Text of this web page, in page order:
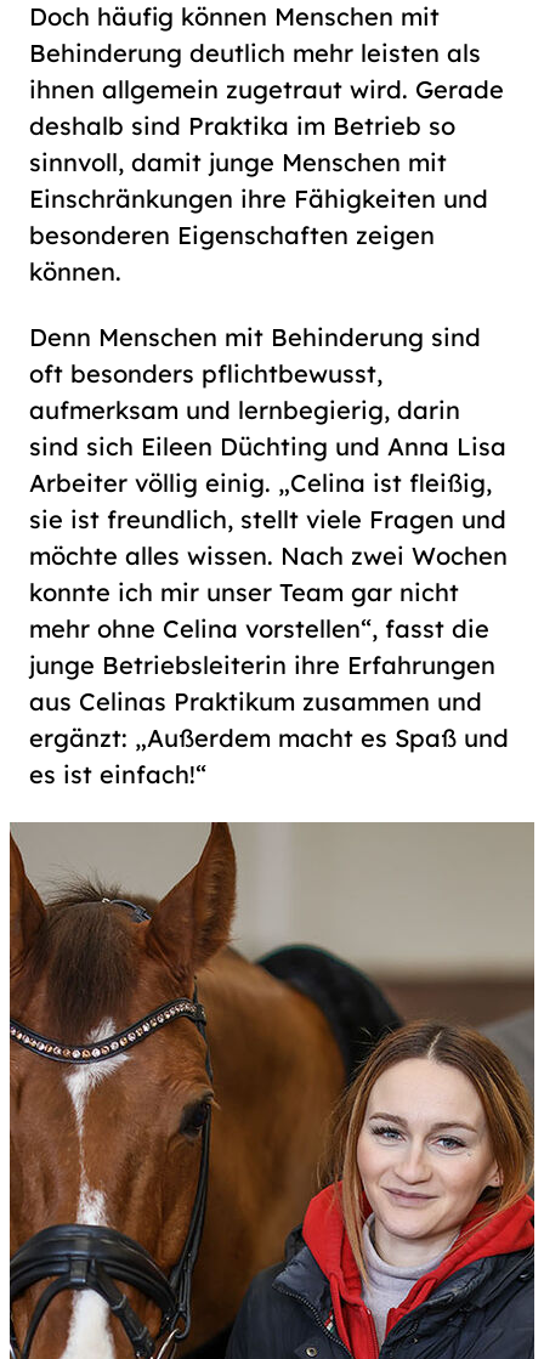
Doch häufig können Menschen mit
Behinderung deutlich mehr leisten als
ihnen allgemein zugetraut wird. Gerade
deshalb sind Praktika im Betrieb so
sinnvoll, damit junge Menschen mit
Einschränkungen ihre Fähigkeiten und
besonderen Eigenschaften zeigen
können.
Denn Menschen mit Behinderung sind
oft besonders pflichtbewusst,
aufmerksam und lernbegierig, darin
sind sich Eileen Düchting und Anna Lisa
Arbeiter völlig einig. „Celina ist fleißig,
sie ist freundlich, stellt viele Fragen und
möchte alles wissen. Nach zwei Wochen
konnte ich mir unser Team gar nicht
mehr ohne Celina vorstellen“, fasst die
junge Betriebsleiterin ihre Erfahrungen
aus Celinas Praktikum zusammen und
ergänzt: „Außerdem macht es Spaß und
es ist einfach!“